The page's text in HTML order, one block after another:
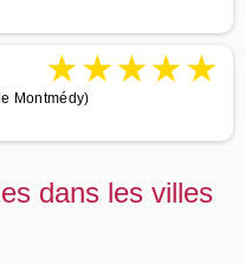
★★★★★
Montmédy)
dans les villes